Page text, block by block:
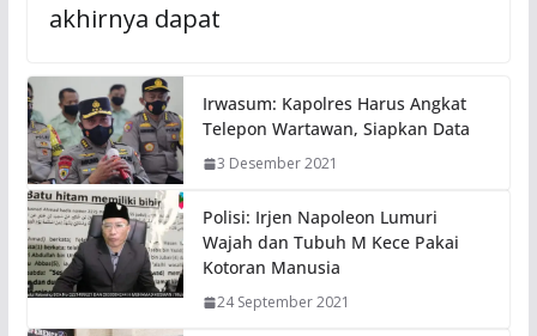
akhirnya dapat
Irwasum: Kapolres Harus Angkat
Telepon Wartawan, Siapkan Data
3 Desember 2021
Polisi: Irjen Napoleon Lumuri
Wajah dan Tubuh M Kece Pakai
Kotoran Manusia
24 September 2021